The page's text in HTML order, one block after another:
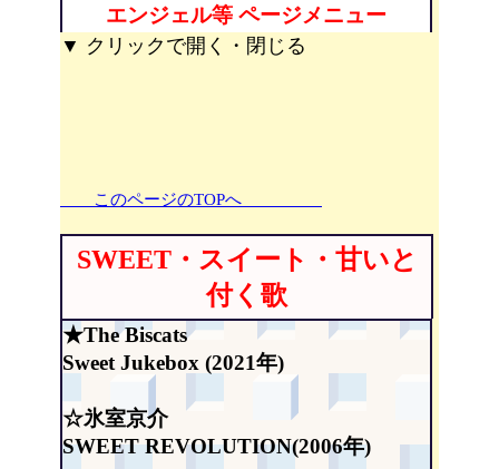
エンジェル等 ページメニュー
▼ クリックで開く・閉じる
このページのTOPへ
SWEET・スイート・甘いと
付く歌
★The Biscats
Sweet Jukebox (2021年)
☆氷室京介
SWEET REVOLUTION(2006年)